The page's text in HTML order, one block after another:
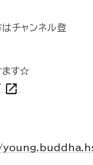
はチャンネル登
ます☆
open_in_new